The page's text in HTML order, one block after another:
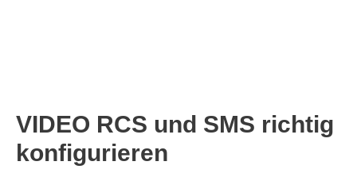
VIDEO RCS und SMS richtig
konfigurieren